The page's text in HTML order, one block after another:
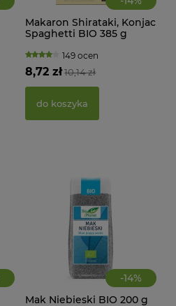
Makaron Shirataki, Konjac
Spaghetti BIO 385 g
149 ocen
10,14 zł
8,72 zł
do koszyka
-14%
Mak Niebieski BIO 200 g